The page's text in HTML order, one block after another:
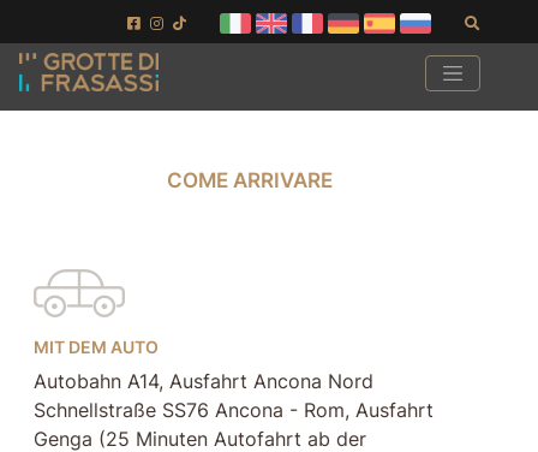
Gehe zum Seiteninhalt
Gehen Sie zur Fußzeile
COME ARRIVARE
MIT DEM AUTO
Autobahn A14, Ausfahrt Ancona Nord
Schnellstraße SS76 Ancona - Rom, Ausfahrt
Genga (25 Minuten Autofahrt ab der